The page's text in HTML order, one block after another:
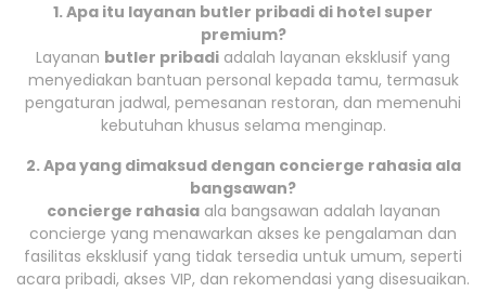
1. Apa itu layanan butler pribadi di hotel super
premium?
Layanan butler pribadi adalah layanan eksklusif yang
menyediakan bantuan personal kepada tamu, termasuk
pengaturan jadwal, pemesanan restoran, dan memenuhi
kebutuhan khusus selama menginap.
2. Apa yang dimaksud dengan concierge rahasia ala
bangsawan?
concierge rahasiaala bangsawan adalah layanan
concierge yang menawarkan akses ke pengalaman dan
fasilitas eksklusif yang tidak tersedia untuk umum, seperti
acara pribadi, akses VIP, dan rekomendasi yang disesuaikan.